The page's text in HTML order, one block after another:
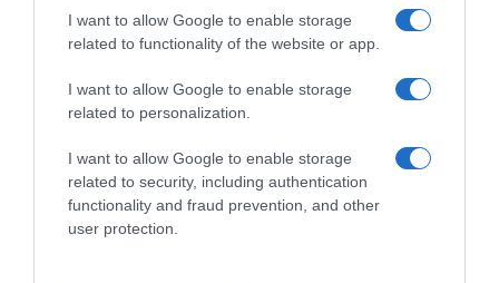
I want to allow Google to enable storage
related to functionality of the website or app.
I want to allow Google to enable storage
related to personalization.
I want to allow Google to enable storage
related to security, including authentication
functionality and fraud prevention, and other
user protection.